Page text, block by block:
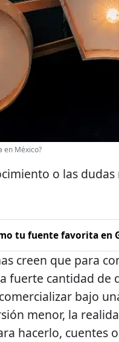
en México?
o las
tu fuente favorita en
creen que para
fuerte cantidad de
bajo
menor, la
hacerlo, cuentes